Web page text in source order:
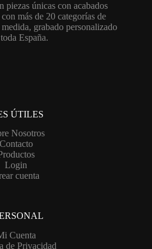
piezas únicas con acabados
más de 20 categorías de
grabado personalizado
España.
ÚTILES
Nosotros
Contacto
Login
cuenta
Cuenta
de Privacidad